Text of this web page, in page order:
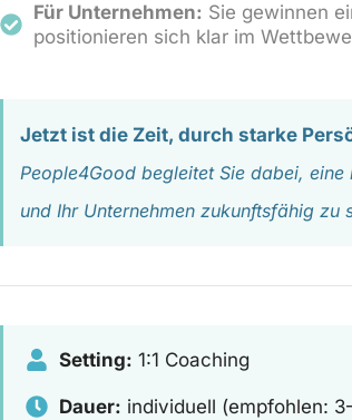
Für Unternehmen: Sie gewinnen
positionieren sich klar im
Jetzt ist die Zeit, durch starke
People4Good begleitet Sie dabei,
und Ihr Unternehmen zukunftsfähig zu
Setting: 1:1 Coaching
Dauer: individuell (empfohlen: